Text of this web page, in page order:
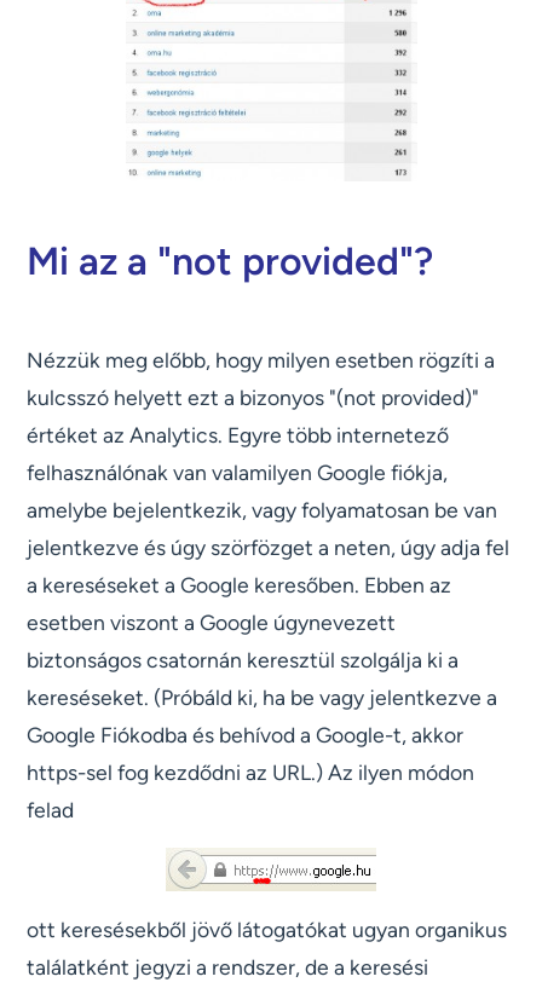
Mi az a "not provided"?
Nézzük meg előbb, hogy milyen esetben rögzíti a
kulcsszó helyett ezt a bizonyos "(not provided)"
értéket az Analytics. Egyre több internetező
felhasználónak van valamilyen Google fiókja,
amelybe bejelentkezik, vagy folyamatosan be van
jelentkezve és úgy szörfözget a neten, úgy adja fel
a kereséseket a Google keresőben. Ebben az
esetben viszont a Google úgynevezett
biztonságos csatornán keresztül szolgálja ki a
kereséseket. (Próbáld ki, ha be vagy jelentkezve a
Google Fiókodba és behívod a Google-t, akkor
https-sel fog kezdődni az URL.) Az ilyen módon
felad
ott keresésekből jövő látogatókat ugyan organikus
találatként jegyzi a rendszer, de a keresési